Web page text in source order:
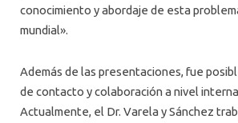
conocimiento y abordaje de esta
mundial».
Además de las presentaciones, fue
de contacto y colaboración a nivel
Actualmente, el Dr. Varela y Sánchez